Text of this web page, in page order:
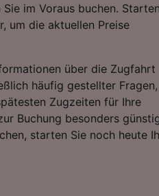
im Voraus buchen.
um die aktuellen Preise
über die Zugfahrt
häufig gestellter Fragen,
Zugzeiten für Ihre
Buchung besonders
starten Sie noch heute